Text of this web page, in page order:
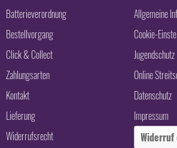
Batterieverordnung
Bestellvorgang
Click & Collect
Zahlungsarten
Kontakt
Lieferung
Widerrufsrecht
Allgemeine
Cookie-
Jugendschutz
Online
Datenschutz
Impressum